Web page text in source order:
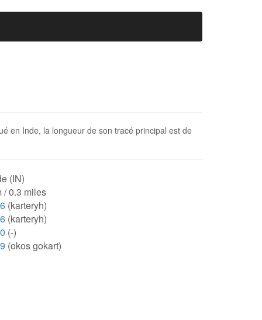
en Inde, la longueur de son tracé principal est de
(IN)
/ 0.3 miles
(karteryh)
(karteryh)
(-)
(okos gokart)